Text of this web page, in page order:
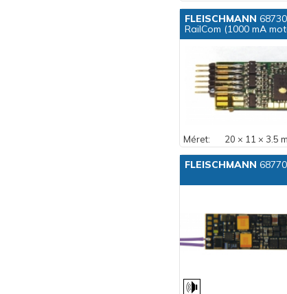
FLEISCHMANN
RailCom (1000 mA
Méret: 20 × 11 × 3.5
FLEISCHMANN